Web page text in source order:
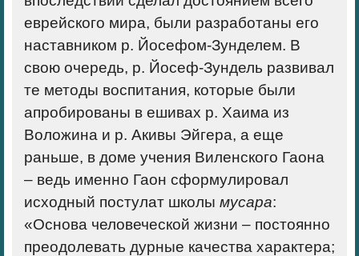
еврейского мира, были разработаны его
наставником р. Йосефом-Зунделем. В
свою очередь, р. Йосеф-Зундель развивал
те методы воспитания, которые были
апробированы в ешивах р. Хаима из
Воложина и р. Акивы Эйгера, а еще
раньше, в доме учения Виленского Гаона
– ведь именно Гаон сформулировал
исходный постулат школы мусара:
«Основа человеческой жизни – постоянно
преодолевать дурные качества характера;